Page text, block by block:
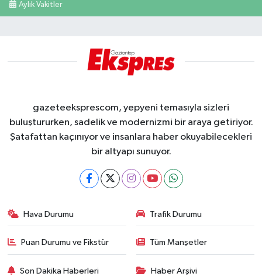
Aylık Vakitler
gazeteeksprescom, yepyeni temasıyla sizleri
buluştururken, sadelik ve modernizmi bir araya getiriyor.
Şatafattan kaçınıyor ve insanlara haber okuyabilecekleri
bir altyapı sunuyor.
Hava Durumu Trafik Durumu
Puan Durumu ve Fikstür Tüm Manşetler
Son Dakika Haberleri Haber Arşivi